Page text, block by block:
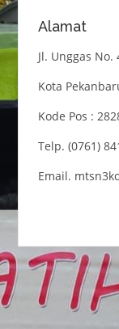
Alamat
Jl. Unggas
Kota
Kode Pos :
Telp. (0761)
Email.